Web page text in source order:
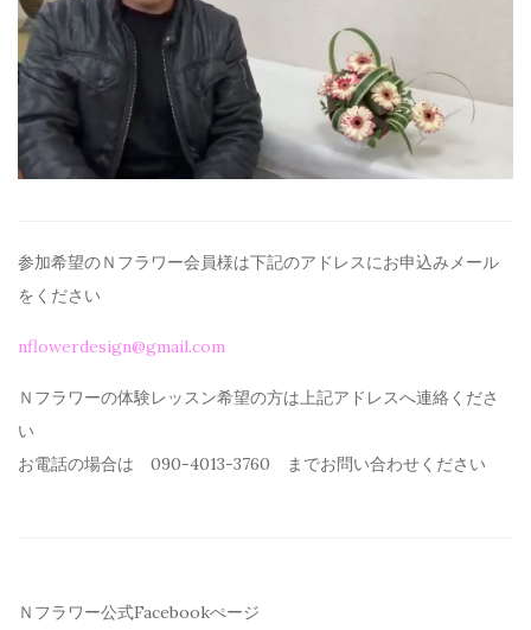
参加希望のＮフラワー会員様は下記のアドレスにお申込みメール
を ください
nflowerdesign@gmail.com
Ｎフラワーの体験レッスン希望の方は上記アドレスへ連絡くださ
い
お電話の場合は 090-4013-3760 までお問い合わせください
Ｎフラワー公式Facebookぺージ